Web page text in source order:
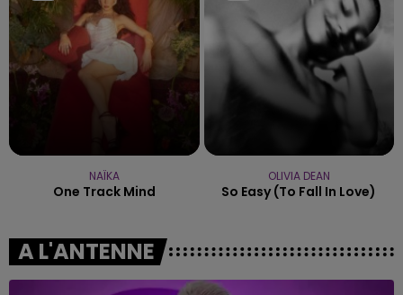
NAÏKA
One Track Mind
OLIVIA DEAN
So Easy (to Fall In Love)
A L'ANTENNE